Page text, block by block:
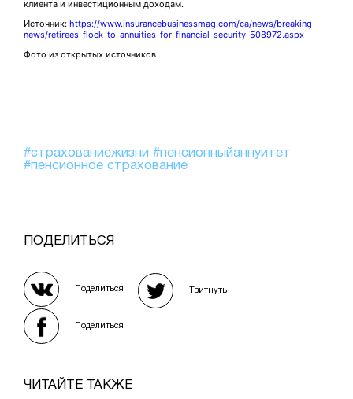
клиента и инвестиционным доходам.
Источник: https://www.insurancebusinessmag.com/ca/news/breaking-
news/retirees-flock-to-annuities-for-financial-security-508972.aspx
Фото из открытых источников
#страхованиежизни #пенсионныйаннуитет
#пенсионное страхование
ПОДЕЛИТЬСЯ
Поделиться Твитнуть
Поделиться
ЧИТАЙТЕ ТАКЖЕ